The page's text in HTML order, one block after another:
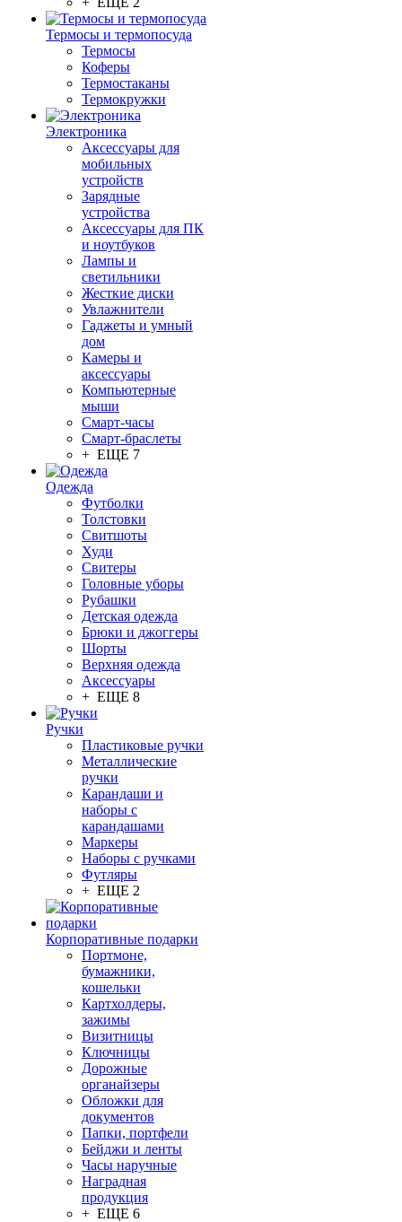
Термосы и термопосуда
Термосы
Коферы
Термостаканы
Термокружки
Электроника
Аксессуары для
мобильных
устройств
Зарядные
устройства
Аксессуары для ПК
и ноутбуков
Лампы и
светильники
Жесткие диски
Увлажнители
Гаджеты и умный
дом
Камеры и
аксессуары
Компьютерные
мыши
Смарт-часы
Смарт-браслеты
+ ЕЩЕ 7
Одежда
Футболки
Толстовки
Свитшоты
Худи
Свитеры
Головные уборы
Рубашки
Детская одежда
Брюки и джоггеры
Шорты
Верхняя одежда
Аксессуары
+ ЕЩЕ 8
Ручки
Пластиковые ручки
Металлические
ручки
Карандаши и
наборы с
карандашами
Маркеры
Наборы с ручками
Футляры
+ ЕЩЕ 2
Корпоративные подарки
Портмоне,
бумажники,
кошельки
Картхолдеры,
зажимы
Визитницы
Ключницы
Дорожные
органайзеры
Обложки для
документов
Папки, портфели
Бейджи и ленты
Часы наручные
Наградная
продукция
+ ЕЩЕ 6